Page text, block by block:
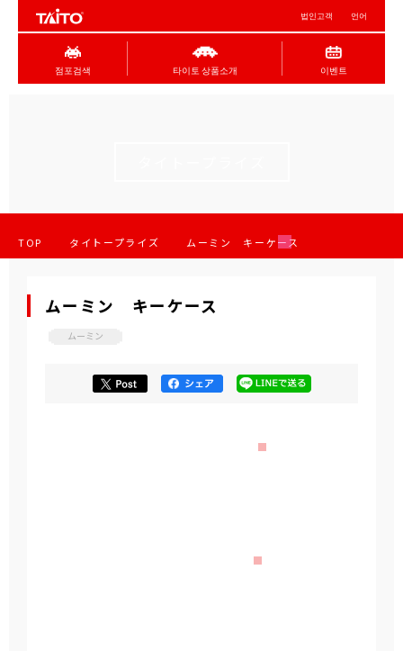
법인고객 언어
점포검색 타이토 상품소개 이벤트
TOP タイトープライズ ムーミン キーケース
ムーミン キーケース
ムーミン